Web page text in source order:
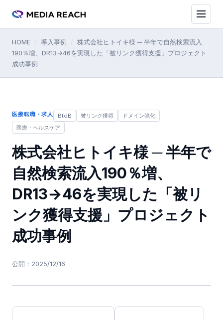
HOME 導入事例
株式会社ヒトイキ様 ─ 半年で自然検索流入
190％増、DR13→46を実現した「被リンク獲得支援」プロジェクト
成功事例
医療転職・求人 BtoB 被リンク獲得
ドメイン強化
医療・ヘルスケア
株式会社ヒトイキ様 ─ 半年で
自然検索流入190％増、
DR13→46を実現した「被リ
ンク獲得支援」プロジェクト
成功事例
公開： 2025/12/16